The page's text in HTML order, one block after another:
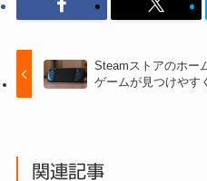
Steamストアのホー
ゲームが見つけやすく
関連記事